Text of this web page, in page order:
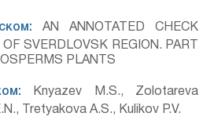
AN ANNOTATED CHECK
SVERDLOVSK REGION. PART
PLANTS
Knyazev M.S., Zolotareva
Tretyakova A.S., Kulikov P.V.